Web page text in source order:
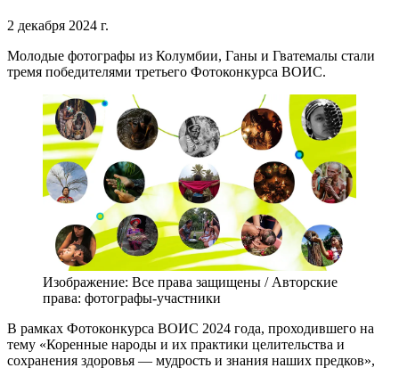
2 декабря 2024 г.
Молодые фотографы из Колумбии, Ганы и Гватемалы стали
тремя победителями третьего Фотоконкурса ВОИС.
Изображение: Все права защищены / Авторские
права: фотографы-участники
В рамках Фотоконкурса ВОИС 2024 года, проходившего на
тему «Коренные народы и их практики целительства и
сохранения здоровья — мудрость и знания наших предков»,